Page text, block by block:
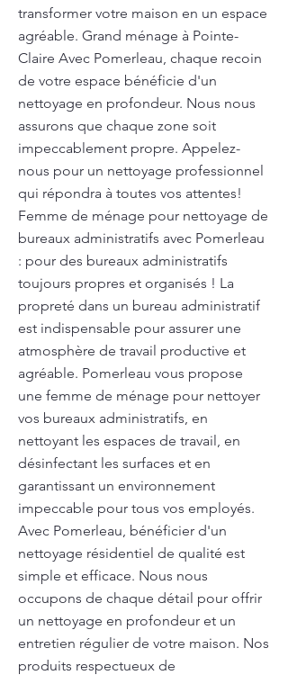
transformer votre maison en un espace
agréable. Grand ménage à Pointe-
Claire Avec Pomerleau, chaque recoin
de votre espace bénéficie d'un
nettoyage en profondeur. Nous nous
assurons que chaque zone soit
impeccablement propre. Appelez-
nous pour un nettoyage professionnel
qui répondra à toutes vos attentes!
Femme de ménage pour nettoyage de
bureaux administratifs avec Pomerleau
: pour des bureaux administratifs
toujours propres et organisés ! La
propreté dans un bureau administratif
est indispensable pour assurer une
atmosphère de travail productive et
agréable. Pomerleau vous propose
une femme de ménage pour nettoyer
vos bureaux administratifs, en
nettoyant les espaces de travail, en
désinfectant les surfaces et en
garantissant un environnement
impeccable pour tous vos employés.
Avec Pomerleau, bénéficier d'un
nettoyage résidentiel de qualité est
simple et efficace. Nous nous
occupons de chaque détail pour offrir
un nettoyage en profondeur et un
entretien régulier de votre maison. Nos
produits respectueux de